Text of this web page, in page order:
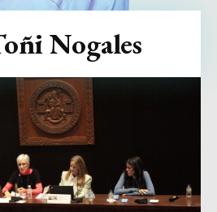
Nogales